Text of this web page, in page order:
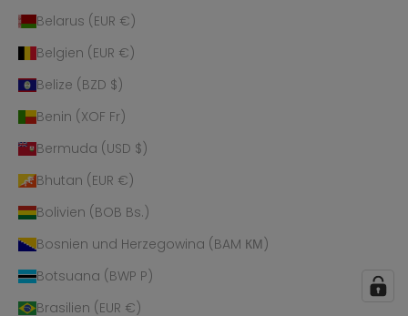
Belarus (EUR €)
Belgien (EUR €)
Belize (BZD $)
Benin (XOF Fr)
Bermuda (USD $)
Bhutan (EUR €)
Bolivien (BOB Bs.)
Bosnien und Herzegowina (BAM КМ)
Botsuana (BWP P)
Brasilien (EUR €)